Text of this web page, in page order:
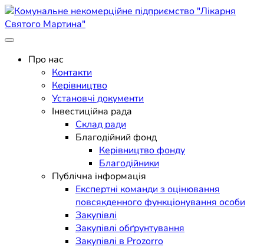
Skip
to
content
Комунальне некомерційне
підприємство "Лікарня
Святого Мартина"
Поліклініка Мукачево
Про нас
Контакти
Керівництво
Установчі документи
Інвестиційна рада
Склад ради
Благодійний фонд
Керівництво фонду
Благодійники
Публічна інформація
Експертні команди з оцінювання
повсякденного функціонування особи
Закупівлі
Закупівлі обґрунтування
Закупівлі в Prozorro